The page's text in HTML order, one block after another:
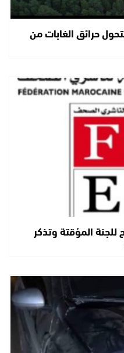
حرائق الغابات من
للجنة المؤقتة وتذكر